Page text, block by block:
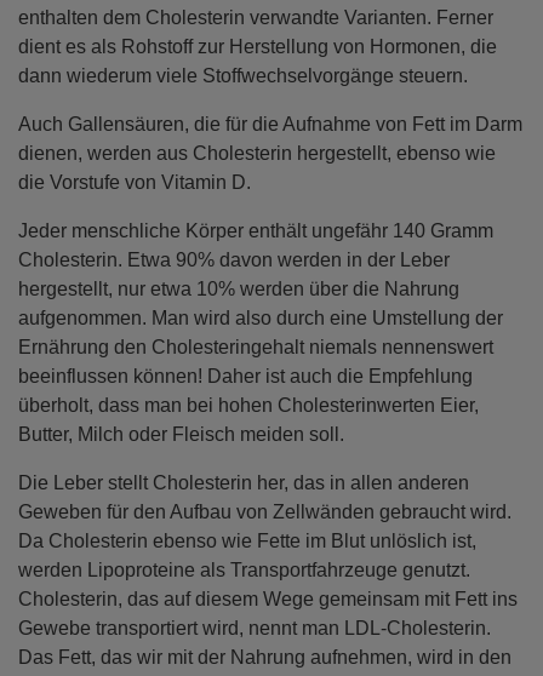
Wissenswertes
Über uns
Kontakt
enthalten dem Cholesterin verwandte Varianten. Ferner
dient es als Rohstoff zur Herstellung von Hormonen, die
dann wiederum viele Stoffwechselvorgänge steuern.
Auch Gallensäuren, die für die Aufnahme von Fett im Darm
dienen, werden aus Cholesterin hergestellt, ebenso wie
die Vorstufe von Vitamin D.
Jeder menschliche Körper enthält ungefähr 140 Gramm
Cholesterin. Etwa 90% davon werden in der Leber
hergestellt, nur etwa 10% werden über die Nahrung
aufgenommen. Man wird also durch eine Umstellung der
Ernährung den Cholesteringehalt niemals nennenswert
beeinflussen können! Daher ist auch die Empfehlung
überholt, dass man bei hohen Cholesterinwerten Eier,
Butter, Milch oder Fleisch meiden soll.
Die Leber stellt Cholesterin her, das in allen anderen
Geweben für den Aufbau von Zellwänden gebraucht wird.
Da Cholesterin ebenso wie Fette im Blut unlöslich ist,
werden Lipoproteine als Transportfahrzeuge genutzt.
Cholesterin, das auf diesem Wege gemeinsam mit Fett ins
Gewebe transportiert wird, nennt man LDL-Cholesterin.
Das Fett, das wir mit der Nahrung aufnehmen, wird in den